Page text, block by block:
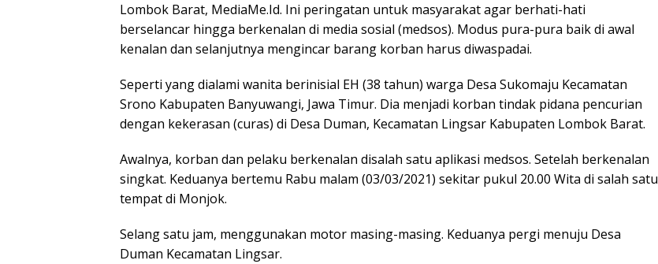
Lombok Barat, MediaMe.Id. Ini peringatan untuk masyarakat agar berhati-hati
berselancar hingga berkenalan di media sosial (medsos). Modus pura-pura baik di awal
kenalan dan selanjutnya mengincar barang korban harus diwaspadai.
Seperti yang dialami wanita berinisial EH (38 tahun) warga Desa Sukomaju Kecamatan
Srono Kabupaten Banyuwangi, Jawa Timur. Dia menjadi korban tindak pidana pencurian
dengan kekerasan (curas) di Desa Duman, Kecamatan Lingsar Kabupaten Lombok Barat.
Awalnya, korban dan pelaku berkenalan disalah satu aplikasi medsos. Setelah berkenalan
singkat. Keduanya bertemu Rabu malam (03/03/2021) sekitar pukul 20.00 Wita di salah satu
tempat di Monjok.
Selang satu jam, menggunakan motor masing-masing. Keduanya pergi menuju Desa
Duman Kecamatan Lingsar.